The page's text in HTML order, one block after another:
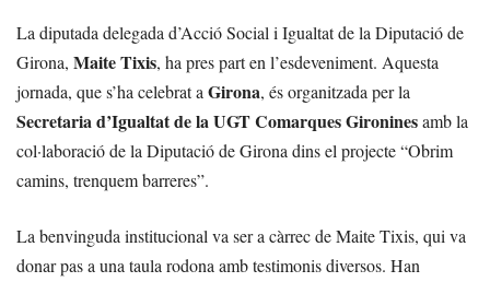
La diputada delegada d’Acció Social i Igualtat de la Diputació de
Girona, Maite Tixis, ha pres part en l’esdeveniment. Aquesta
jornada, que s’ha celebrat a Girona, és organitzada per la
Secretaria d’Igualtat de la UGT Comarques Gironinesamb la
col·laboració de la Diputació de Girona dins el projecte “Obrim
camins, trenquem barreres”.
La benvinguda institucional va ser a càrrec de Maite Tixis, qui va
donar pas a una taula rodona amb testimonis diversos. Han